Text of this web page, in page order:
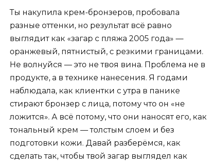
Ты накупила крем-бронзеров, пробовала
разные оттенки, но результат всё равно
выглядит как «загар с пляжа 2005 года» —
оранжевый, пятнистый, с резкими границами.
Не волнуйся — это не твоя вина. Проблема не в
продукте, а в технике нанесения. Я годами
наблюдала, как клиентки с утра в панике
стирают бронзер с лица, потому что он «не
ложится». А всё потому, что они наносят его, как
тональный крем — толстым слоем и без
подготовки кожи. Давай разберёмся, как
сделать так, чтобы твой загар выглядел как